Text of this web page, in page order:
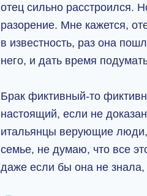
отец сильно расстроился.
разорение. Мне кажется,
в известность, раз она
него, и дать время
Брак фиктивный-то
настоящий, если не
итальянцы верующие люди,
семье, не думаю, что все
даже если бы она не